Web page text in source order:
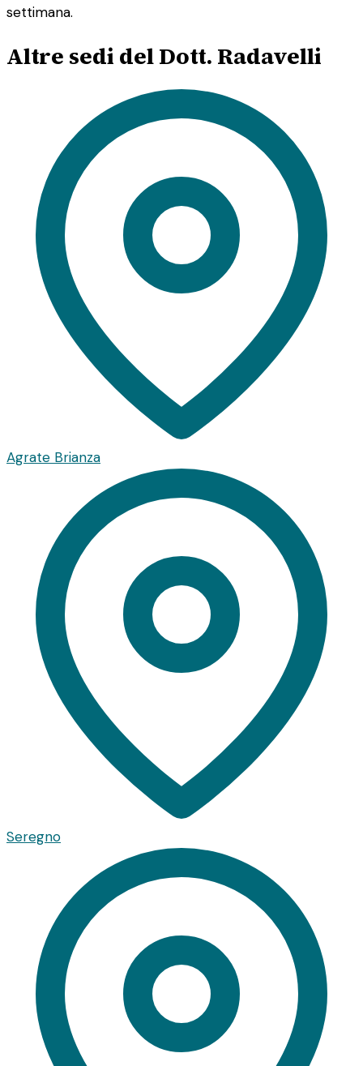
settimana.
Altre sedi del Dott. Radavelli
Agrate Brianza
Seregno